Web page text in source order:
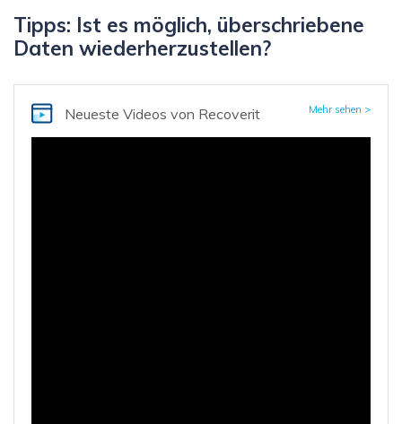
Tipps: Ist es möglich, überschriebene
Daten wiederherzustellen?
Neueste Videos von Recoverit Mehr sehen >